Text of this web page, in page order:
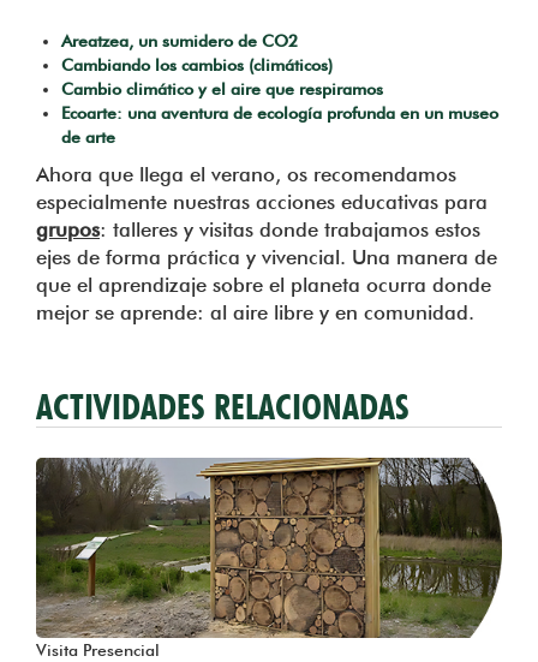
Areatzea, un sumidero de CO2
Cambiando los cambios (climáticos)
Cambio climático y el aire que respiramos
Ecoarte: una aventura de ecología profunda en un museo
de arte
Ahora que llega el verano, os recomendamos
especialmente nuestras acciones educativas para
grupos: talleres y visitas donde trabajamos estos
ejes de forma práctica y vivencial. Una manera de
que el aprendizaje sobre el planeta ocurra donde
mejor se aprende: al aire libre y en comunidad.
ACTIVIDADES RELACIONADAS
Visita Presencial